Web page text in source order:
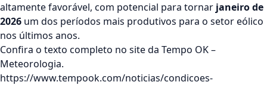
altamente favorável, com potencial para tornar janeiro de
2026 um dos períodos mais produtivos para o setor eólico
nos últimos anos.
Confira o texto completo no site da Tempo OK –
Meteorologia.
https://www.tempook.com/noticias/condicoes-